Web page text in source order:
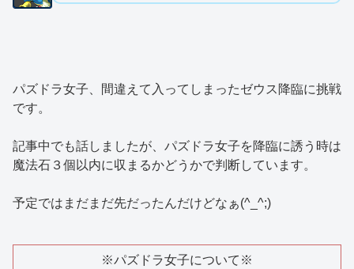
パズドラ女子、間違えて入ってしまったゼウス降臨に挑戦
です。
記事中でも話しましたが、パズドラ女子を降臨に誘う時は
魔法石３個以内に収まるかどうかで判断しています。
予定ではまだまだ先だったんだけどなぁ(^_^;)
※パズドラ女子について※